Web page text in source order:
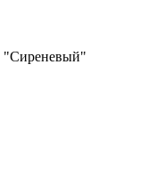
"Сиреневый"